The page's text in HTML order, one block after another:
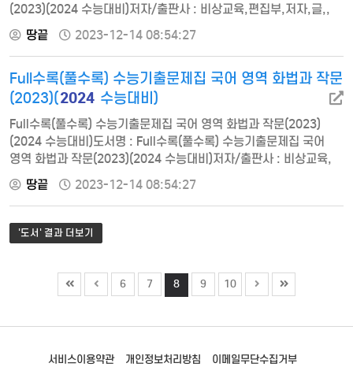
(2023)(2024 수능대비)저자/출판사 : 비상교육,편집부,저자,글,,
비상교육쪽수 : 896쪽출판일 : 2022-12-01ISBN :
9791169402699정가 : 195001일차 2023학년도 수능2일차
2023학년도 6월 모의평가3일차 2023학년도 9월 모의평가4일차
2022학년도 수능5일차 2022학년도 6월 모의평가6일차
2022학년도 9월 모의평가7일차 2021학년도 수능8일…
땅끝 2023-12-14 08:54:27
Full수록(풀수록) 수능기출문제집 국어 영역 화법과 작문
(2023)(2024 수능대비)
Full수록(풀수록) 수능기출문제집 국어 영역 화법과 작문(2023)
(2024 수능대비)도서명 : Full수록(풀수록) 수능기출문제집 국어
영역 화법과 작문(2023)(2024 수능대비)저자/출판사 : 비상교육,
편집부,저자,글,, 비상교육쪽수 : 325쪽출판일 : 2022-12-01ISBN
: 9791169402842정가 : 10500
땅끝 2023-12-14 08:54:27
'도서' 결과 더보기
6 7 8 9 10
서비스이용약관 개인정보처리방침
이메일무단수집거부